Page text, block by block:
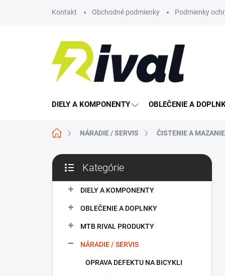
Kontakt Obchodné podmienky Podmienky
DIELY A KOMPONENTY OBLEČENIE A
DomovNÁRADIE / SERVIS ČISTENIE A
B
č
kategórie
Kategórie
DIELY A KOMPONENTY
OBLEČENIE A DOPLNKY
MTB RIVAL PRODUKTY
NÁRADIE / SERVIS
OPRAVA DEFEKTU NA BICYKLI